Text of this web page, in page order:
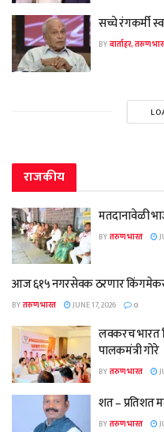
सच्चे रंगकर्मी
BYवार्ताहर, तरुण
राजकीय
मतदानावेळी
BYतरुण भारत
आज ६१५ नगरसेवक ठरणार किंगमेकर,
BYतरुण भारत JUNE 17, 2026 0
लवकरच भारत
पालकमंत्री गोरे
BYतरुण भारत
शत – प्रतिशत
BYतरुण भारत